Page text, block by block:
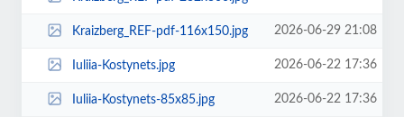
Kraizberg_REF-pdf-116x150.jpg 2026-06-29 21:08
Iuliia-Kostynets.jpg 2026-06-22 17:36
Iuliia-Kostynets-85x85.jpg 2026-06-22 17:36